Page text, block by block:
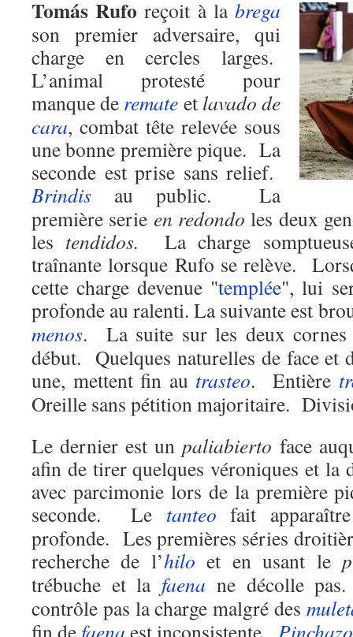
Tomás Rufo reçoit à labrega
son premier adversaire, qui
charge en cercles larges.
L’animal protesté pour
manque de remate et lavado de
cara, combat tête relevée sous
une bonne première pique. La
seconde est prise sans relief.
Brindis au public. La
première serie en redondo les deux
les tendidos. La charge
traînante lorsque Rufo se relève.
cette charge devenue "templée", lui
profonde au ralenti. La suivante est
menos. La suite sur les deux cornes
début. Quelques naturelles de face et
une, mettent fin au trasteo. Entière
Oreille sans pétition majoritaire.
Le dernier est unpaliabierto face
afin de tirer quelques véroniques et
avec parcimonie lors de la première
seconde. Le tanteo fait
profonde. Les premières séries
recherche de l’hilo et en usant le
trébuche et la faena ne décolle
contrôle pas la charge malgré des
fin de faena est inconsistente.